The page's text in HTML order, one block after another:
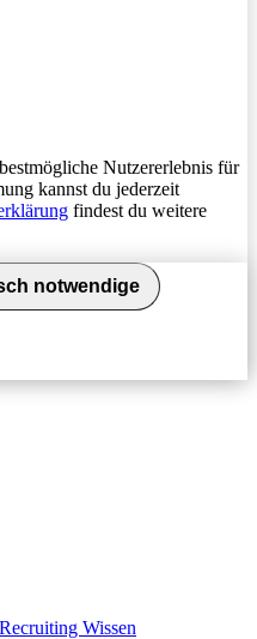
Nutzererlebnis für
kannst du jederzeit
findest du weitere
notwendige
Recruiting Wissen